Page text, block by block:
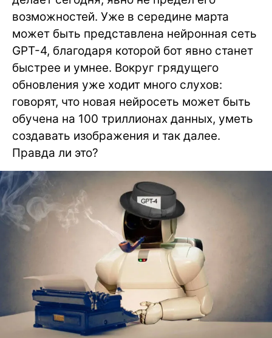
возможностей. Уже в середине марта
может быть представлена нейронная сеть
GPT-4, благодаря которой бот явно станет
быстрее и умнее. Вокруг грядущего
обновления уже ходит много слухов:
говорят, что новая нейросеть может быть
обучена на 100 триллионах данных, уметь
создавать изображения и так далее.
Правда ли это?